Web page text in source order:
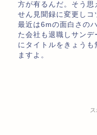
方が有るんだ。そう思
せん見聞録に変更しコ
最近は6mの面白さの
た会社も退職しサン
にタイトルをきょう
ますよ。